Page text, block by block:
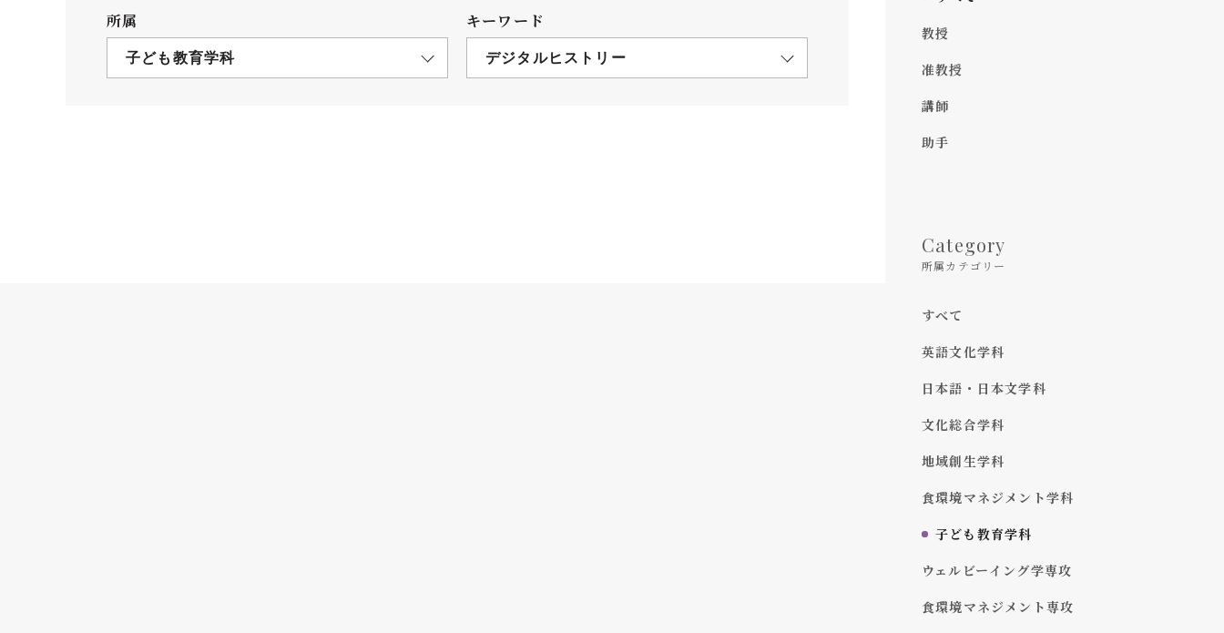
３Dパノラマビュー
所属
子ども教育学科
キーワード
デジタルヒストリー
教授
准教授
講師
助手
Category
所属カテゴリー
すべて
英語文化学科
日本語・日本文学科
文化総合学科
地域創生学科
食環境マネジメント学科
子ども教育学科
ウェルビーイング学専攻
食環境マネジメント専攻